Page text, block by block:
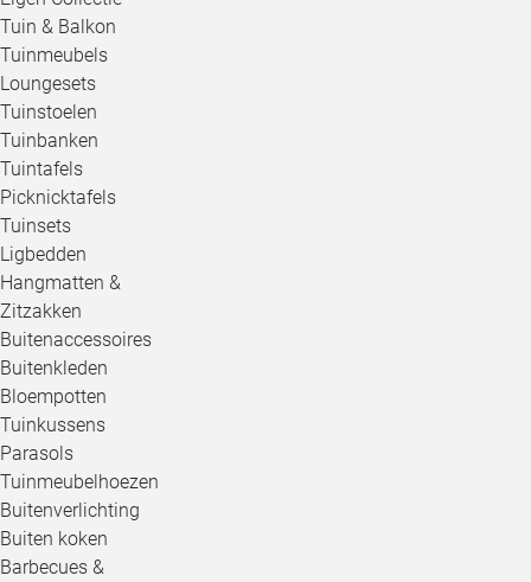
Tuin & Balkon
Tuinmeubels
Loungesets
Tuinstoelen
Tuinbanken
Tuintafels
Picknicktafels
Tuinsets
Ligbedden
Hangmatten &
Zitzakken
Buitenaccessoires
Buitenkleden
Bloempotten
Tuinkussens
Parasols
Tuinmeubelhoezen
Buitenverlichting
Buiten koken
Barbecues &